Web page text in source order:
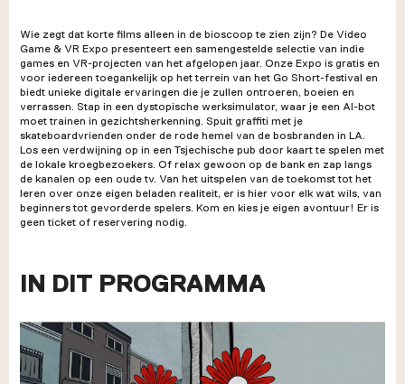
Wie zegt dat korte films alleen in de bioscoop te zien zijn? De Video
Game & VR Expo presenteert een samengestelde selectie van indie
games en VR-projecten van het afgelopen jaar. Onze Expo is gratis en
voor iedereen toegankelijk op het terrein van het Go Short-festival en
biedt unieke digitale ervaringen die je zullen ontroeren, boeien en
verrassen. Stap in een dystopische werksimulator, waar je een AI-bot
moet trainen in gezichtsherkenning. Spuit graffiti met je
skateboardvrienden onder de rode hemel van de bosbranden in LA.
Los een verdwijning op in een Tsjechische pub door kaart te spelen met
de lokale kroegbezoekers. Of relax gewoon op de bank en zap langs
de kanalen op een oude tv. Van het uitspelen van de toekomst tot het
leren over onze eigen beladen realiteit, er is hier voor elk wat wils, van
beginners tot gevorderde spelers. Kom en kies je eigen avontuur! Er is
geen ticket of reservering nodig.
IN DIT PROGRAMMA